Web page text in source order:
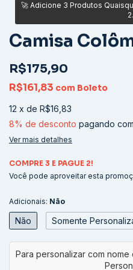
Camisa
R$175,90
R$161,83 com Boleto
12 x de R$16,83
8% de desconto pagando
Ver mais detalhes
COMPRE 3 E PAGUE 2!
Você pode aproveitar esta
Adicionais: Não
Não Somente